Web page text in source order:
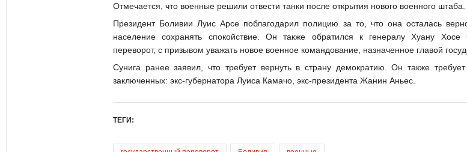
Отмечается, что военные решили отвести танки после открытия нового военного штаба.
Президент Боливии Луис Арсе поблагодарил полицию за то, что она осталась
население сохранять спокойствие. Он также обратился к генералу Хуану Хосе
переворот, с призывом уважать новое военное командование, назначенное главой
Сунига ранее заявил, что требует вернуть в страну демократию. Он также требует
заключенных: экс-губернатора Луиса Камачо, экс-президента Жанин Аньес.
ТЕГИ: